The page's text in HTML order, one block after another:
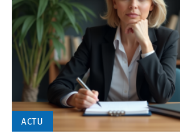
ACTU